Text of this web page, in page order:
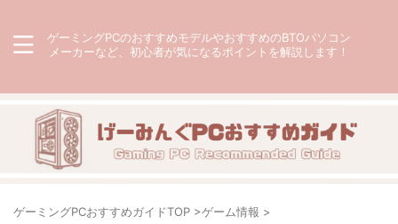
ゲーミングPCのおすすめモデルやおすすめのBTOパソコン
メーカーなど、初心者が気になるポイントを解説します！
ゲーミングPCおすすめガイドTOP >ゲーム情報 >